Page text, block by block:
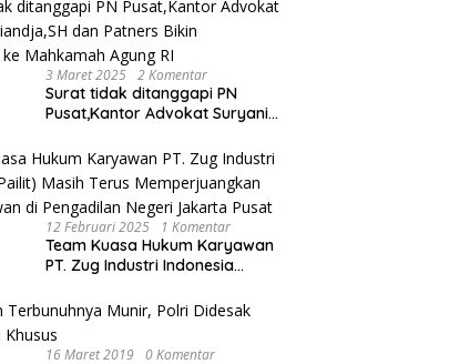
3 Maret 2025 2 Komentar
Surat tidak ditanggapi PN
Pusat,Kantor Advokat Suryani
Pengaduan ke Mahkamah
Agung RI
12 Februari 2025 1 Komentar
Team Kuasa Hukum Karyawan
PT. Zug Industri Indonesia
Memperjuangkan Hak
Karyawan di Pengadilan Negeri
Jakarta Pusat
16 Maret 2019 0 Komentar